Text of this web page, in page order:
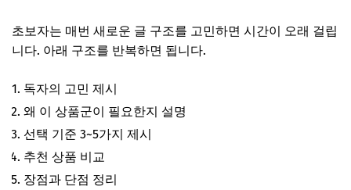
초보자는 매번 새로운 글 구조를 고민하면 시간이 오래 걸립
니다. 아래 구조를 반복하면 됩니다.
독자의 고민 제시
왜 이 상품군이 필요한지 설명
선택 기준 3~5가지 제시
추천 상품 비교
장점과 단점 정리